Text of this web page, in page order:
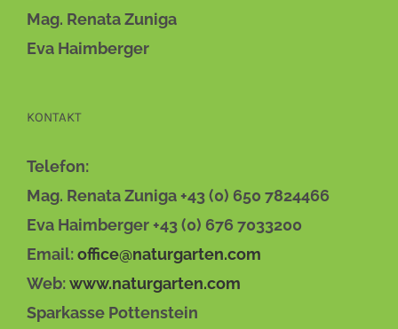
Mag. Renata Zuniga
Eva Haimberger
KONTAKT
Telefon:
Mag. Renata Zuniga +43 (0) 650 7824466
Eva Haimberger +43 (0) 676 7033200
Email:office@naturgarten.com
Web:www.naturgarten.com
Sparkasse Pottenstein